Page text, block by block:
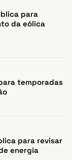
para
da eólica
temporadas
para revisar
energia